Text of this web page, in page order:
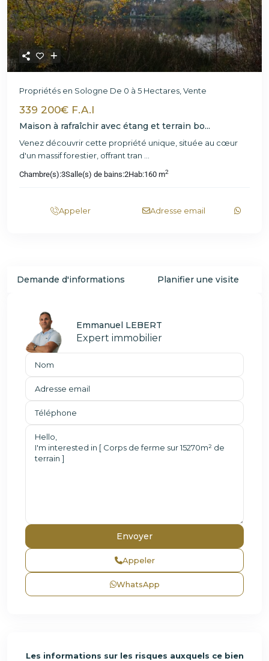
Propriétés en Sologne De 0 à 5 Hectares Vente
339 200€ F.A.I
Maison à rafraîchir avec étang et terrain bo...
Venez découvrir cette propriété unique, située au cœur
d'un massif forestier, offrant tran
Chambre(s):3Salle(s) de bains:2Hab:160 m2
Appeler Adresse email
Demande d'informations Planifier une visite
Emmanuel LEBERT
Expert immobilier
Appeler
WhatsApp
Les informations sur les risques auxquels ce bien